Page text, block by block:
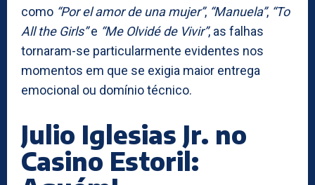
como “Por el amor de una mujer”, “Manuela”, “To
All the Girls”e “Me Olvidé de Vivir”, as falhas
tornaram-se particularmente evidentes nos
momentos em que se exigia maior entrega
emocional ou domínio técnico.
Julio Iglesias Jr. no
Casino Estoril: